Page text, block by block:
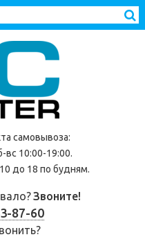
самовывоза:
вс 10:00-19:00.
до 18 по будням.
Звоните!
87-60